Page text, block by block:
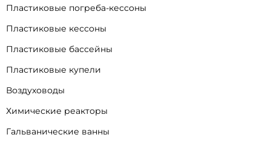
Пластиковые погреба-кессоны
Пластиковые кессоны
Пластиковые бассейны
Пластиковые купели
Воздуховоды
Химические реакторы
Гальванические ванны